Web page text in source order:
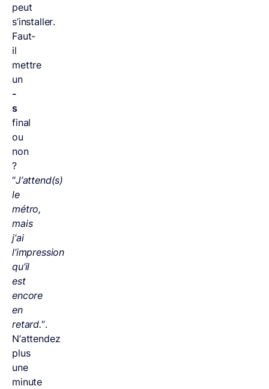
peut
s’installer.
Faut-
il
mettre
un
-
s
final
ou
non
?
“J’attend(s)
le
métro,
mais
j’ai
l’impression
qu’il
est
encore
en
retard.”.
N’attendez
plus
une
minute